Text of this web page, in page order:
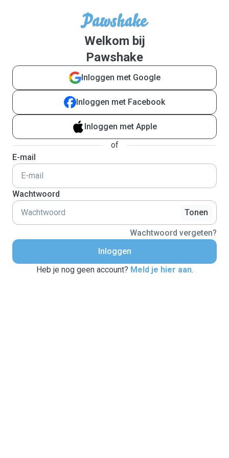
Welkom bij
Pawshake
Inloggen met Google
Inloggen met Facebook
Inloggen met Apple
of
E-mail
Wachtwoord
Tonen
Wachtwoord vergeten?
Inloggen
Heb je nog geen account? Meld je hier aan.